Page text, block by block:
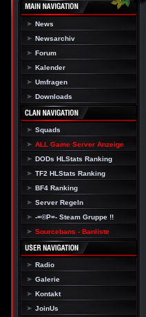
News
Newsarchiv
Forum
Kalender
Umfragen
Downloads
Squads
ALL Game Server Anzeige
DODs HLStats Ranking
TF2 HLStats Ranking
BF4 Ranking
Server Regeln
-=©P=- Steam Gruppe !!
Sourcebans - Banliste
Radio
Galerie
Kontakt
JoinUs